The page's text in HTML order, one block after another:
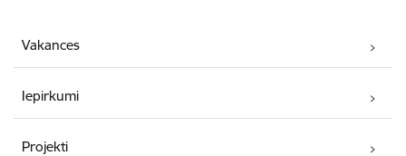
Vakances
Iepirkumi
Projekti